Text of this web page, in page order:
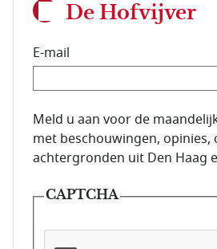
De Hofvijver
E-mail
E-mailadres van de abonnee.
Meld u aan voor de
met beschouwingen, opinies,
achtergronden uit Den Haag
CAPTCHA